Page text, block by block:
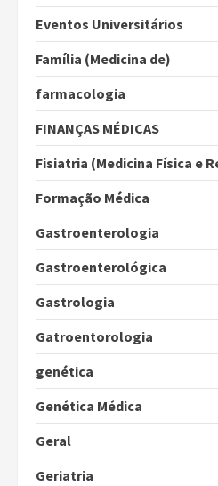
Eventos Universitários
Família (Medicina de)
farmacologia
FINANÇAS MÉDICAS
Fisiatria (Medicina Física e
Formação Médica
Gastroenterologia
Gastroenterológica
Gastrologia
Gatroentorologia
genética
Genética Médica
Geral
Geriatria